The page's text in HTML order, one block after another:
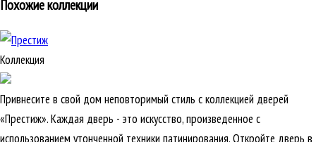
Похожие коллекции
Коллекция
Привнесите в свой дом неповторимый стиль с коллекцией дверей
«Престиж». Каждая дверь - это искусство, произведенное с
использованием утонченной техники патинирования. Откройте дверь в